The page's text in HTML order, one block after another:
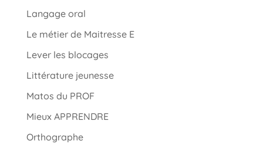
Langage oral
Le métier de Maitresse E
Lever les blocages
Littérature jeunesse
Matos du PROF
Mieux APPRENDRE
Orthographe